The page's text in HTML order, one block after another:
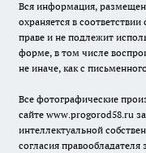
Вся информация,
охраняется в
праве и не подлежит
форме, в том числе
не иначе, как с
Все фотографические
сайте www.progorod58.ru
интеллектуальной
согласия правообладателя